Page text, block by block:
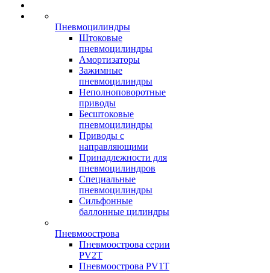
Пневмоцилиндры
Штоковые
пневмоцилиндры
Амортизаторы
Зажимные
пневмоцилиндры
Неполноповоротные
приводы
Бесштоковые
пневмоцилиндры
Приводы с
направляющими
Принадлежности для
пневмоцилиндров
Специальные
пневмоцилиндры
Сильфонные
баллонные цилиндры
Пневмоострова
Пневмоострова серии
PV2T
Пневмоострова PV1T